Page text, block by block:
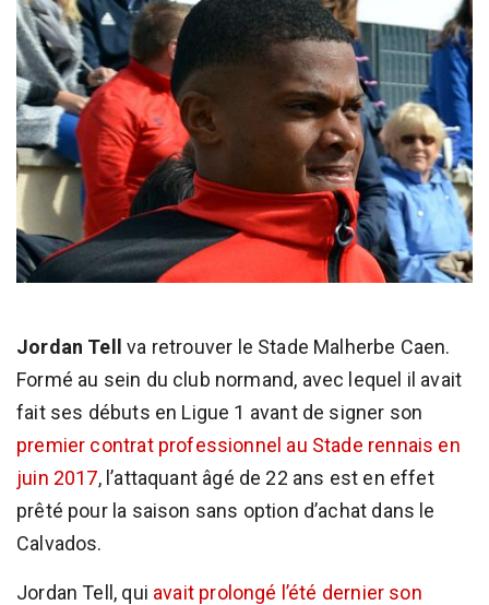
Jordan Tell va retrouver le Stade Malherbe Caen.
Formé au sein du club normand, avec lequel il avait
fait ses débuts en Ligue 1 avant de signer son
premier contrat professionnel au Stade rennais en
juin 2017, l’attaquant âgé de 22 ans est en effet
prêté pour la saison sans option d’achat dans le
Calvados.
Jordan Tell, qui avait prolongé l’été dernier son